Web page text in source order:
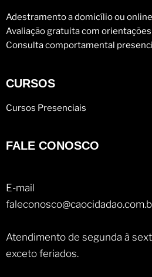
Adestramento a domicílio ou online
Avaliação gratuita com orientações
Consulta comportamental
CURSOS
Cursos Presenciais
FALE CONOSCO
E-mail
Atendimento de segunda à
exceto feriados.